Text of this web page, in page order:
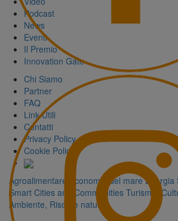
Podcast
News
Eventi
Il Premio
Innovation Gate
Chi Siamo
Partner
FAQ
Link Utili
Contatti
Privacy Policy
Cookie Policy
Agroalimentare Economia del mare Energia
Smart Cities and Communities Turismo,
Ambiente, Risorse naturali